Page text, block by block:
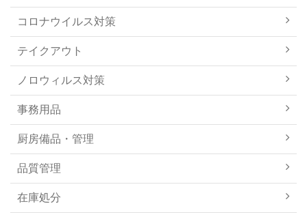
コロナウイルス対策
テイクアウト
ノロウィルス対策
事務用品
厨房備品・管理
品質管理
在庫処分